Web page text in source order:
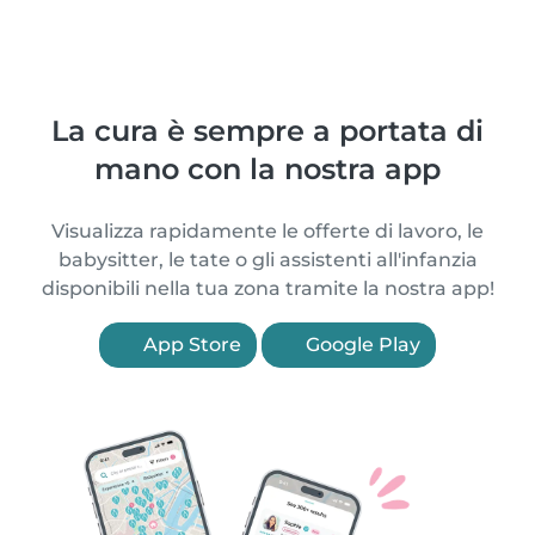
La cura è sempre a portata di
mano con la nostra app
Visualizza rapidamente le offerte di lavoro, le
babysitter, le tate o gli assistenti all'infanzia
disponibili nella tua zona tramite la nostra app!
App Store Google Play